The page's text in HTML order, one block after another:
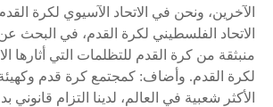
الآخرين، ونحن في الاتحاد الآسيوي لكرة
الاتحاد الفلسطيني لكرة القدم، في البحث
منبثقة من كرة القدم للتظلمات التي أثارها
لكرة القدم. وأضاف: كمجتمع كرة قدم وكهيئة
الأكثر شعبية في العالم، لدينا التزام قانوني